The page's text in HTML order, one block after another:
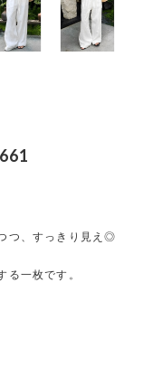
つ、すっきり見え◎
る一枚です。